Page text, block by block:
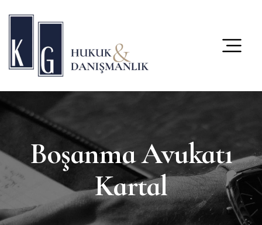
Boşanma Avukatı
Kartal